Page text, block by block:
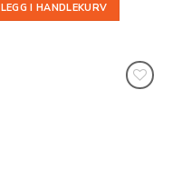
LEGG I HANDLEKURV